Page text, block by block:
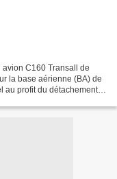
C160 Transall de
la base aérienne (BA) de
au profit du détachement